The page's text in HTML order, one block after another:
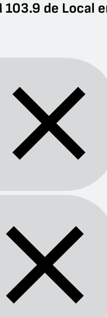
FM 103.9
Radios FM
Local en Oaxaca
Género:Local
103.9 de Local